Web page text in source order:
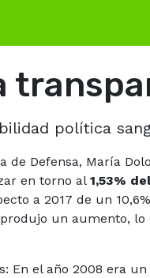
política
Defensa, María
en torno al 1,53%
a 2017 de un
un aumento,
En el año 2008 era